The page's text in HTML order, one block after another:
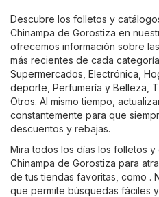
Descubre los folletos y
Chinampa de Gorostiza en
ofrecemos información sobre
más recientes de cada
Supermercados Electrónica
deporte Perfumería y Belleza
Otros. Al mismo tiempo,
constantemente para que
descuentos y rebajas.
Mira todos los días los folletos
Chinampa de Gorostiza para
de tus tiendas favoritas, como .
que permite búsquedas fáciles